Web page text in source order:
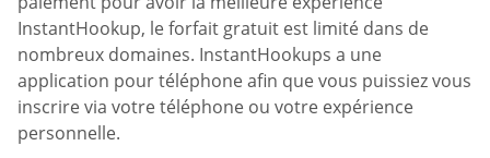
InstantHookup, le forfait gratuit est limité dans de
nombreux domaines. InstantHookups a une
application pour téléphone afin que vous puissiez vous
inscrire via votre téléphone ou votre expérience
personnelle.